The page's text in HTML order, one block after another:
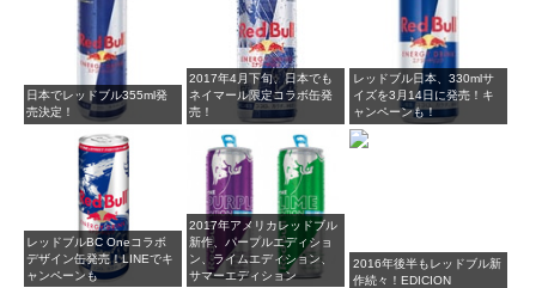
日本でレッドブル355ml発
売決定！
2017年4月下旬、日本でも
ネイマール限定コラボ缶発
売！
レッドブル日本、330mlサ
イズを3月14日に発売！キ
ャンペーンも！
レッドブルBC Oneコラボ
デザイン缶発売！LINEでキ
ャンペーンも
2017年アメリカレッドブル
新作、パープルエディショ
ン、ライムエディション、
サマーエディション
2016年後半もレッドブル新
作続々！EDICION